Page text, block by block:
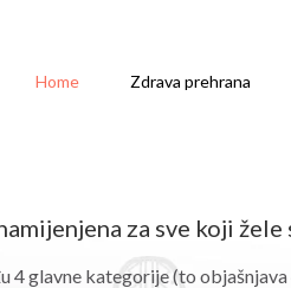
Home Zdrava prehrana
za sve koji
4 glavne kategorije (to objašnjava